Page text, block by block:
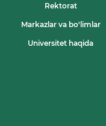
Rektorat
Markazlar va bo'limlar
Universitet haqida